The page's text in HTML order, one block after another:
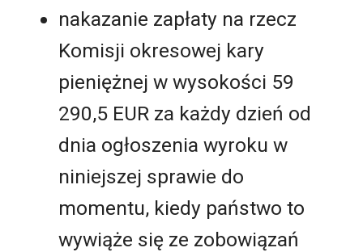
nakazanie zapłaty na rzecz
Komisji okresowej kary
pieniężnej w wysokości 59
290,5 EUR za każdy dzień od
dnia ogłoszenia wyroku w
niniejszej sprawie do
momentu, kiedy państwo to
wywiąże się ze zobowiązań